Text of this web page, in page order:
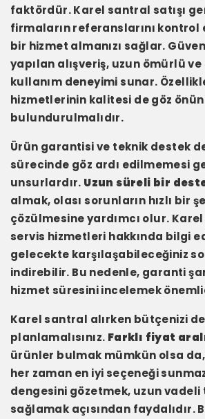
faktördür. Karel santral satışı
firmaların referanslarını
bir hizmet almanızı sağlar.
yapılan alışveriş, uzun ömürlü
kullanım deneyimi sunar.
hizmetlerinin kalitesi de göz
bulundurulmalıdır.
Ürün garantisi ve teknik destek
sürecinde göz ardı edilmemesi
unsurlardır. Uzun süreli bir
almak, olası sorunların hızlı bir
çözülmesine yardımcı olur.
servis hizmetleri hakkında bilgi
gelecekte karşılaşabileceğiniz
indirebilir. Bu nedenle, garanti
hizmet süresini incelemek
Karel santral alırken bütçenizi
planlamalısınız. Farklı fiyat
ürünler bulmak mümkün olsa
her zaman en iyi seçeneği
dengesini gözetmek, uzun
sağlamak açısından faydalıdır.